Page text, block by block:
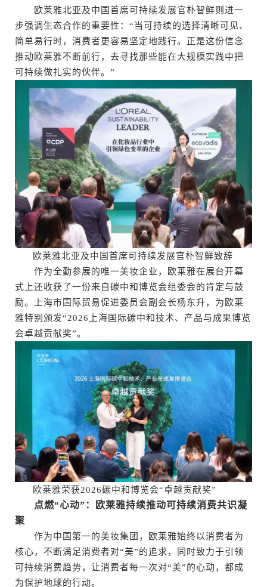
欧莱雅北亚及中国首席可持续发展官朴智鲜则进一
步强调生态合作的重要性：“当可持续的选择清晰可见、
简单易行时，消费者更容易坚定地践行。正是这份信念
推动欧莱雅不断前行，去寻找那些能在大规模实践中把
可持续做扎实的伙伴。”
欧莱雅北亚及中国首席可持续发展官朴智鲜致辞
作为全勤参展的唯一美妆企业，欧莱雅在展台开幕
式上还收获了一份来自碳中和博览会组委会的肯定与鼓
励。上海市国际贸易促进委员会副会长杨东升，为欧莱
雅特别颁发“2026上海国际碳中和技术、产品与成果博览
会卓越贡献奖”。
欧莱雅荣获2026碳中和博览会“卓越贡献奖”
点燃“心动”：欧莱雅持续推动可持续消费共识凝
聚
作为中国第一的美妆集团，欧莱雅始终以消费者为
核心，不断满足消费者对“美”的追求，同时致力于引领
可持续消费趋势，让消费者每一次对“美”的心动，都成
为保护地球的行动。